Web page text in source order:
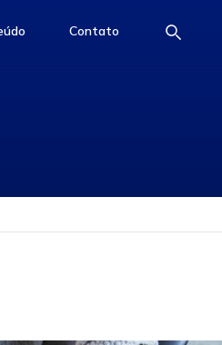
the-pageaccess-the-page
Contato